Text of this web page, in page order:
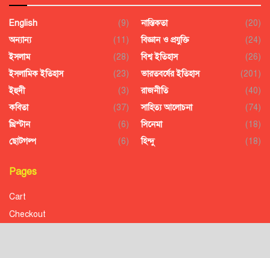
English
(9)
অন্যান্য
(11)
ইসলাম
(28)
ইসলামিক ইতিহাস
(23)
ইহুদী
(3)
কবিতা
(37)
খ্রিস্টান
(6)
ছোটগল্প
(6)
নাস্তিকতা
(20)
বিজ্ঞান ও প্রযুক্তি
(24)
বিশ্ব ইতিহাস
(26)
ভারতবর্ষের ইতিহাস
(201)
রাজনীতি
(40)
সাহিত্য আলোচনা
(74)
সিনেমা
(18)
হিন্দু
(18)
Pages
Cart
Checkout